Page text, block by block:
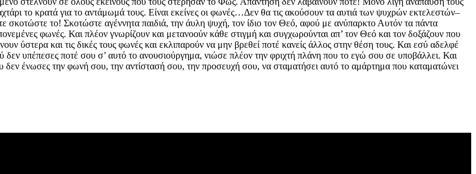
το κρατά για το αντάμωμά τους. Είναι εκείνες οι φωνές…Δεν θα τις ακούσουν τα αυτιά των ψυχρών εκτελεστών–
σκοτώστε το! Σκοτώστε αγέννητα παιδιά, την άυλη ψυχή, τον ίδιο τον Θεό, αφού με ανύπαρκτο Αυτόν τα πάντα
φωνές. Και πλέον γνωρίζουν και μετανοούν κάθε στιγμή και συγχωρούνται απ’ τον Θεό και τον δοξάζουν που
ύστερα και τις δικές τους φωνές και εκλιπαρούν να μην βρεθεί ποτέ κανείς άλλος στην θέση τους. Και εσύ αδελφέ
δεν υπέπεσες ποτέ σου σ’ αυτό το ανουσιούργημα, νιώσε πλέον την φριχτή πλάνη που το εγώ σου σε υποβάλλει. Και
ένωσες την φωνή σου, την αντίστασή σου, την προσευχή σου, να σταματήσει αυτό το αμάρτημα που καταματώνει